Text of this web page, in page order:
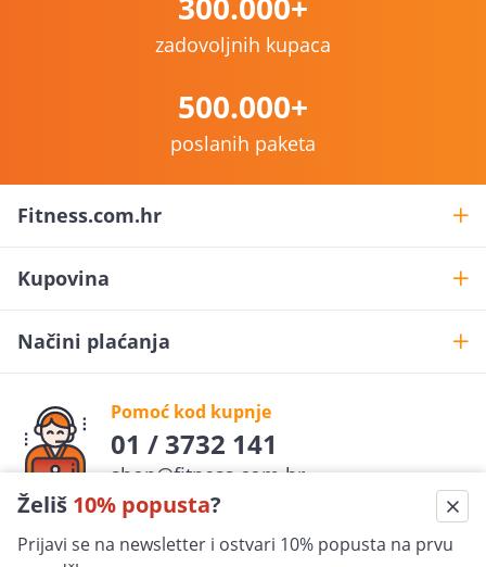
Želiš 10% popusta?
Prijavi se na newsletter i ostvari 10% popusta na prvu
zadovoljnih kupaca
500.000+
poslanih paketa
Fitness.com.hr
Kupovina
Načini plaćanja
Pomoć kod kupnje
01 / 3732 141
shop@fitness.com.hr
pratite nas